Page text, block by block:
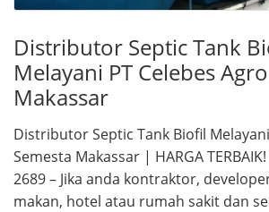
Distributor Septic Tank
Melayani PT Celebes
Makassar
Distributor Septic Tank Biofil
Semesta Makassar | HARGA
2689 – Jika anda kontraktor,
makan, hotel atau rumah sakit dan